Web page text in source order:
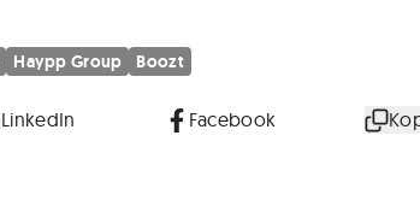
Haypp Group Boozt
LinkedIn Facebook